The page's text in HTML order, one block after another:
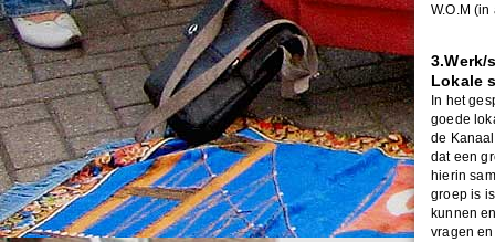
W.O.M
3.Werk/
Lokale
In het
goede
de
dat een
hierin
groep is
kunnen
vragen